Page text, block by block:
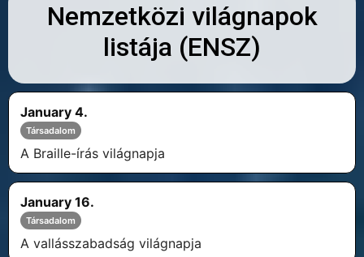
Nemzetközi világnapok
listája (ENSZ)
January 4.
Társadalom
A Braille-írás világnapja
January 16.
Társadalom
A vallásszabadság világnapja